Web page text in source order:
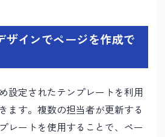
ザインでページを作成で
設定されたテンプレートを利用
ます。複数の担当者が更新する
レートを使用することで、ペー